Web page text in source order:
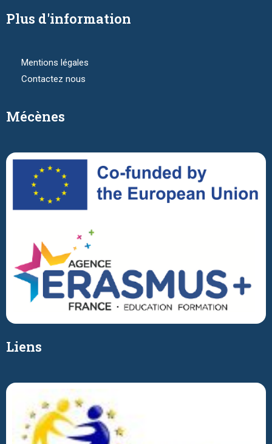
Plus d'information
Mentions légales
Contactez nous
Mécènes
Liens